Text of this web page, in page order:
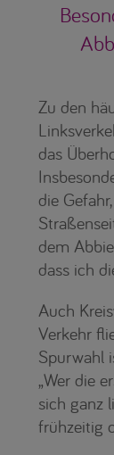
Zu den
das
die
dem
dass ich
Auch
Verkehr
Spurwahl
„Wer die
sich ganz
frühzeitig